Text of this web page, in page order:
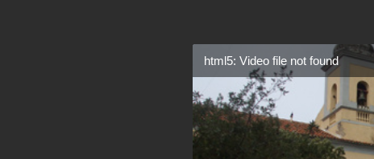
html5: Video file not found